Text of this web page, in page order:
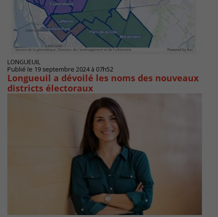
LONGUEUIL
Publié le 19 septembre 2024 à 07h52
Longueuil a dévoilé les noms des nouveaux
districts électoraux